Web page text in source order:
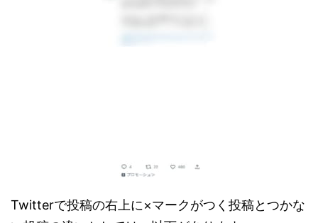
Twitterで投稿の右上に×マークがつく投稿とつかな